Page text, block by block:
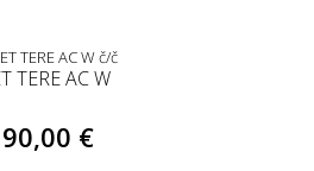
TERE AC W
90,00 €